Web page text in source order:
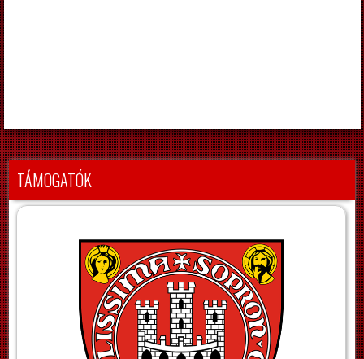
TÁMOGATÓK